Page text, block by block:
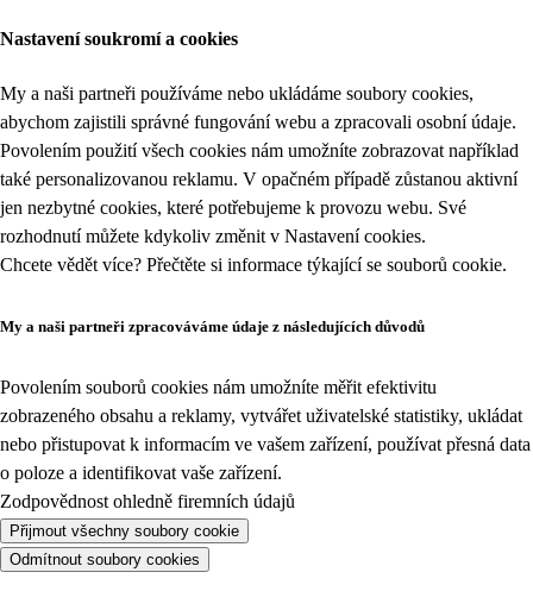
Nastavení soukromí a cookies
My a naši partneři používáme nebo ukládáme soubory cookies,
abychom zajistili správné fungování webu a zpracovali osobní údaje.
Povolením použití všech cookies nám umožníte zobrazovat například
také personalizovanou reklamu. V opačném případě zůstanou aktivní
jen nezbytné cookies, které potřebujeme k provozu webu. Své
rozhodnutí můžete kdykoliv změnit v Nastavení cookies.
Chcete vědět více? Přečtěte si informace týkající se souborů cookie.
My a naši partneři zpracováváme údaje z následujících důvodů
Povolením souborů cookies nám umožníte měřit efektivitu
zobrazeného obsahu a reklamy, vytvářet uživatelské statistiky, ukládat
nebo přistupovat k informacím ve vašem zařízení, používat přesná data
o poloze a identifikovat vaše zařízení.
Zodpovědnost ohledně firemních údajů
Přijmout všechny soubory cookie
Odmítnout soubory cookies